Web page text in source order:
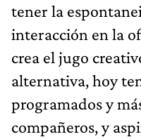
tener la
interacción en la
crea el jugo
alternativa, hoy
programados y
compañeros, y